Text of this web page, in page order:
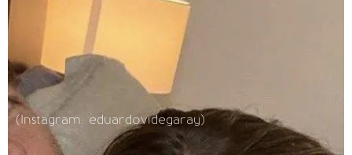
(Instagram: eduardovidegaray)